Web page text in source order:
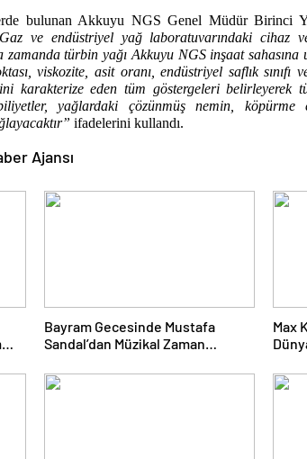
bulunan Akkuyu NGS Genel Müdür Birinci
ve endüstriyel yağ laboratuvarındaki cihaz
zamanda türbin yağı Akkuyu NGS inşaat
viskozite, asit oranı, endüstriyel saflık
karakterize eden tüm göstergeleri belirleyerek
yağlardaki çözünmüş nemin, köpürme
ifadelerini kullandı.
Ajansı
Bayram Gecesinde Mustafa
Sandal’dan Müzikal Zaman
Max